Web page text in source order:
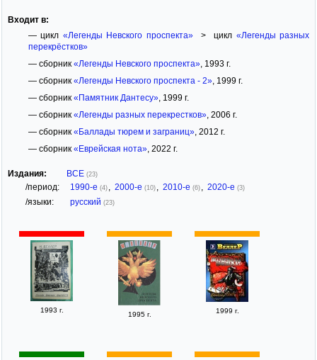
Входит в:
— цикл «Легенды Невского проспекта»> цикл «Легенды разных
перекрёстков»
— сборник «Легенды Невского проспекта», 1993 г.
— сборник «Легенды Невского проспекта - 2», 1999 г.
— сборник «Памятник Дантесу», 1999 г.
— сборник «Легенды разных перекрестков», 2006 г.
— сборник «Баллады тюрем и заграниц», 2012 г.
— сборник «Еврейская нота», 2022 г.
Издания: ВСЕ (23)
/период: 1990-е (4) 2000-е (10) 2010-е (6) 2020-е (3)
/языки: русский (23)
1993 г.
1995 г. 1999 г.